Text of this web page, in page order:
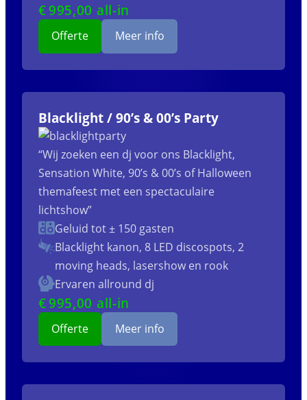
€995,00 all-in
Offerte Meer info
Blacklight / 90’s & 00’s Party
“Wij zoeken een dj voor ons Blacklight,
Sensation White, 90’s & 00’s of Halloween
themafeest met een spectaculaire
lichtshow”
Geluid tot ± 150 gasten
Blacklight kanon, 8 LED discospots, 2
moving heads, lasershow en rook
Ervaren allround dj
€995,00 all-in
Offerte Meer info